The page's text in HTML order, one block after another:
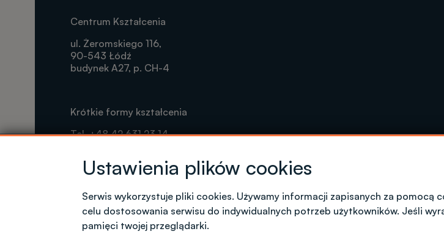
Kontakt dla kandydatów z polskim obywatelstwem
Centrum Kształcenia
ul. Żeromskiego 116,
90-543 Łódź
budynek A27, p. CH-4
Krótkie formy kształcenia
Tel. +48 42 631 23 14
Ustawienia plików cookies
Serwis wykorzystuje pliki cookies. Używamy informacji zapisanych za
celu dostosowania serwisu do indywidualnych potrzeb użytkowników. Jeśli
pamięci twojej przeglądarki.